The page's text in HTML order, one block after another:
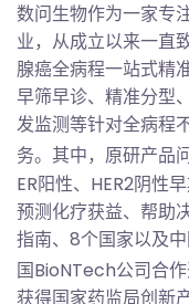
数问生物作为一家专
业，从成立以来一直
腺癌全病程一站式精
早筛早诊、精准分型
发监测等针对全病程
务。其中，原研产品
ER阳性、HER2阴性
预测化疗获益、帮助
指南、8个国家以及
国BioNTech公司合
获得国家药监局创新